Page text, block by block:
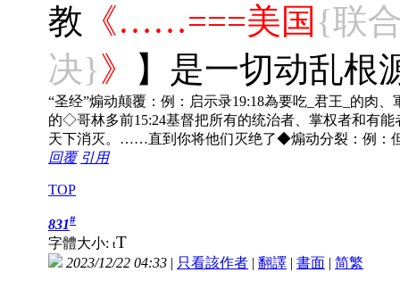
教 《……===美国 {联
决}》 】是一切动乱根
“圣经”煽动颠覆：例：启示录19:18為要吃_君王_的肉
的◇哥林多前15:24基督把所有的统治者、掌权者和有
天下消灭。……直到你将他们灭绝了◆煽动分裂：例：
回覆 引用
TOP
831#
字體大小: tT
2023/12/22 04:33 | 只看該作者 | 翻譯 | 書面 | 简繁